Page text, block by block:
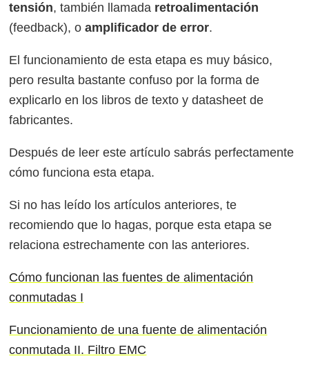
tensión, también llamada retroalimentación
(feedback), oamplificador de error.
El funcionamiento de esta etapa es muy básico,
pero resulta bastante confuso por la forma de
explicarlo en los libros de texto y datasheet de
fabricantes.
Después de leer este artículo sabrás perfectamente
cómo funciona esta etapa.
Si no has leído los artículos anteriores, te
recomiendo que lo hagas, porque esta etapa se
relaciona estrechamente con las anteriores.
Cómo funcionan las fuentes de alimentación
conmutadas I
Funcionamiento de una fuente de alimentación
conmutada II. Filtro EMC